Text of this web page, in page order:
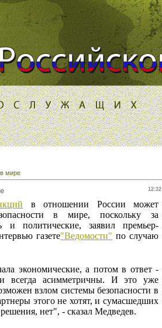
мире
12:32
в отношении России может
в мире, поскольку за
и политические, заявил премьер-
газете"Ведомости" по случаю
экономические, а потом в ответ -
всегда асимметричны. И это уже
взлом системы безопасности в
этого не хотят, и сумасшедших
нет", - сказал Медведев.